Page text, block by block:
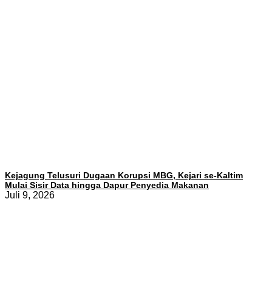
Kejagung Telusuri Dugaan Korupsi MBG, Kejari se-Kaltim
Mulai Sisir Data hingga Dapur Penyedia Makanan
Juli 9, 2026